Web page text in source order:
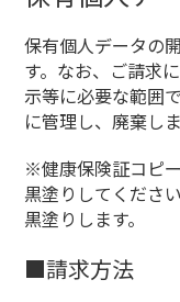
保有個人データの
す。なお、ご請求
示等に必要な範囲
に管理し、廃棄しま
※健康保険証コピ
黒塗りしてくださ
黒塗りします。
■請求方法